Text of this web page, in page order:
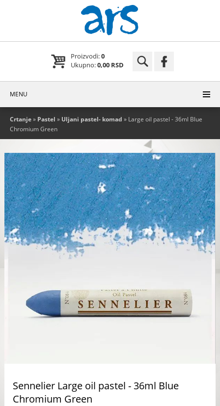
Proizvodi:0
Ukupno:0,00 RSD
MENU
Crtanje» Pastel » Uljani pastel- komad » Large oil pastel - 36ml Blue
Chromium Green
Sennelier Large oil pastel - 36ml Blue
Chromium Green